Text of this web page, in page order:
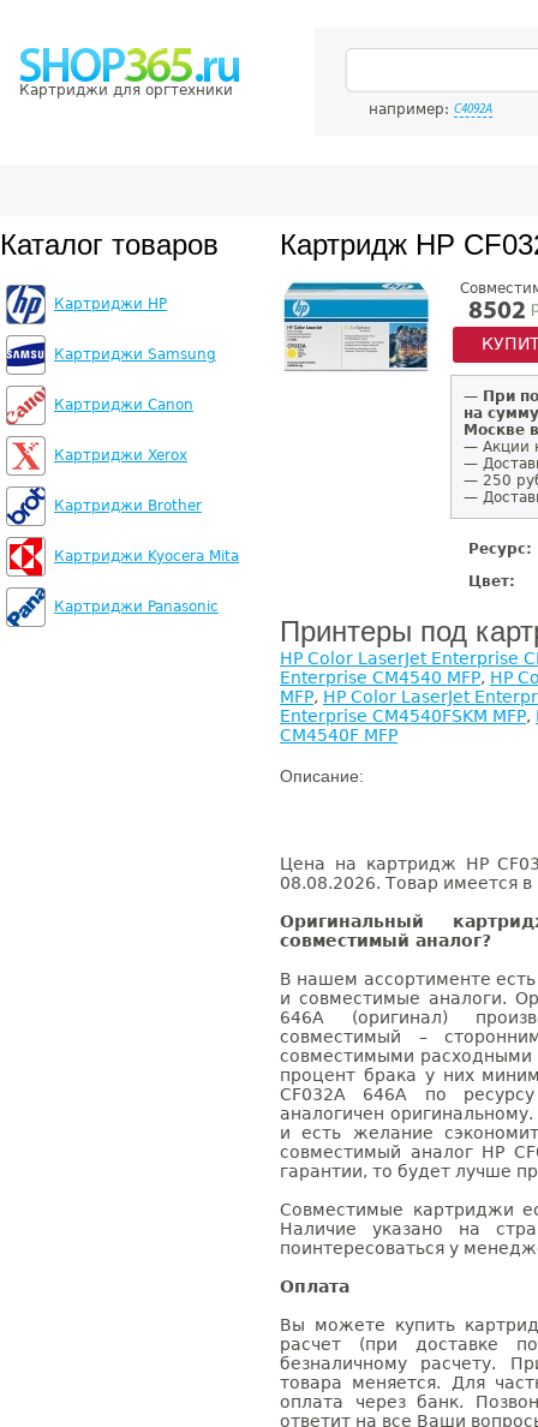
Картриджи для оргтехники
например: C4092A
Каталог товаров
Картриджи HP
Картриджи Samsung
Картриджи Canon
Картриджи Xerox
Картриджи Brother
Картриджи Kyocera Mita
Картриджи Panasonic
Картридж HP
8502
— При
на
Москве
— Акции
—
— 250
—
Ресурс:
Цвет:
Принтеры под
HP Color LaserJet Enterprise
Enterprise CM4540 MFP, HP
MFP, HP Color LaserJet
Enterprise CM4540FSKM MFP,
CM4540F MFP
Описание:
Цена на картридж HP
08.08.2026. Товар имеется в
Оригинальный
совместимый аналог?
В нашем ассортименте
и совместимые аналоги.
646A (оригинал)
совместимый –
совместимыми расходными
процент брака у них
CF032A 646A по
аналогичен
и есть желание
совместимый аналог HP
гарантии, то будет лучше
Совместимые картриджи
Наличие указано на
поинтересоваться у
Оплата
Вы можете купить
расчет (при доставке
безналичному расчету.
товара меняется. Для
оплата через банк.
ответит на все Ваши